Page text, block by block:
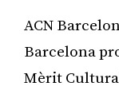
ACN
Barcelona
Mèrit